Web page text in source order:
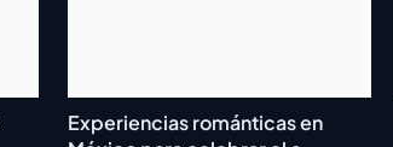
Experiencias románticas en